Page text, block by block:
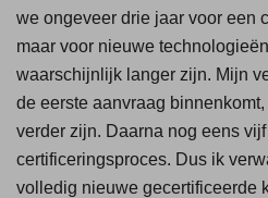
we ongeveer drie jaar voor een
maar voor nieuwe
waarschijnlijk langer zijn. Mijn
de eerste aanvraag
verder zijn. Daarna nog eens
certificeringsproces. Dus ik
volledig nieuwe gecertificeerde